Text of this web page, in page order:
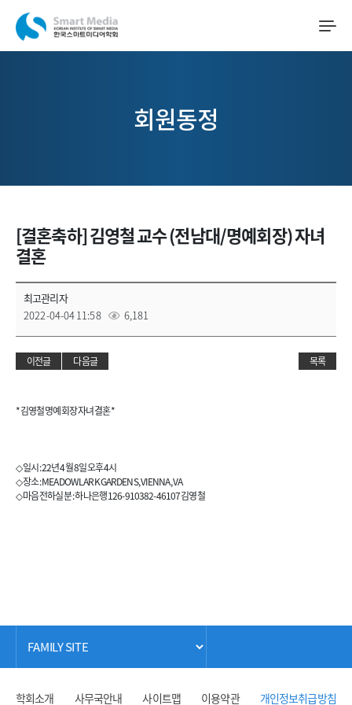
회원동정
[결혼축하] 김영철 교수 (전남대/명예회장) 자녀
결혼
최고관리자
2022-04-04 11:58
6,181
이전글 다음글 목록
* 김영철 명예회장 자녀 결혼 *
◇ 일시 : 22년 4월 8일 오후 4시
◇ 장소 : MEADOWLARK GARDENS, VIENNA, VA
◇ 마음 전하실 분 : 하나은행 126-910382-46107 김영철
학회소개 사무국안내 사이트맵 이용약관 개인정보취급방침